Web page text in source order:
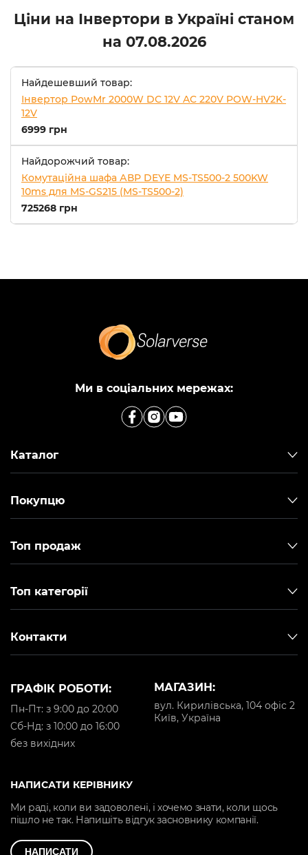
Ціни на Інвертори в Україні станом
на 07.08.2026
Найдешевший товар:
Інвертор PowMr 2000W DC 12V AC 220V POW-HV2K-
12V
6999 грн
Найдорожчий товар:
Комутаційна шафа АВР DEYE MS-TS500-2 500KW
10ms для MS-GS215 (MS-TS500-2)
725268 грн
Ми в соціальних мережах:
Каталог
Покупцю
Топ продаж
Топ категорії
Контакти
МАГАЗИН:
вул. Кирилівська, 104 офіс 2
Київ, Україна
ГРАФІК РОБОТИ:
Пн-Пт: з 9:00 до 20:00
Cб-Нд: з 10:00 до 16:00
без вихідних
НАПИСАТИ КЕРІВНИКУ
Ми раді, коли ви задоволені, і хочемо знати, коли щось
пішло не так. Напишіть відгук засновнику компанії.
НАПИСАТИ